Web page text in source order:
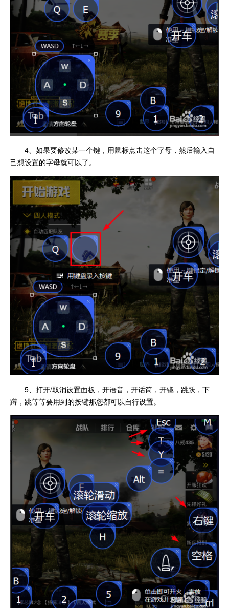
4、如果要修改某一个键，用鼠标点击这个字母，然后输入自
己想设置的字母就可以了。
5、打开/取消设置面板，开语音，开话筒，开镜，跳跃，下
蹲，跳等等要用到的按键那您都可以自行设置。